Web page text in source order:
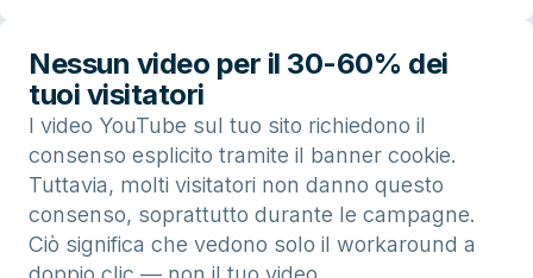
Nessun video per il 30-60% dei
tuoi visitatori
I video YouTube sul tuo sito richiedono il
consenso esplicito tramite il banner cookie.
Tuttavia, molti visitatori non danno questo
consenso, soprattutto durante le campagne.
Ciò significa che vedono solo il workaround a